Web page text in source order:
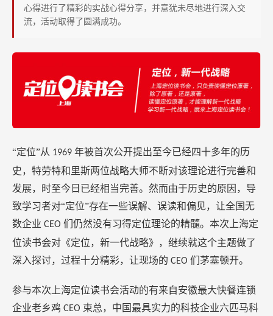
心得进行了精彩的实战心得分享，并意犹未尽地进行深入交
流，活动取得了圆满成功。
“定位”从 1969 年被首次公开提出至今已经四十多年的历
史，特劳特和里斯两位战略大师不断对该理论进行完善和
发展，时至今日已经相当完善。然而由于历史的原因，导
致学习者对“定位”存在一些误解、误读和偏见，让全国无
数企业 CEO 们仍然没有习得定位理论的精髓。本次上海定
位读书会对《定位，新一代战略》，继续就这个主题做了
深入探讨，过程十分精彩，让现场的 CEO 们茅塞顿开。
参与本次上海定位读书会活动的有来自安徽最大快餐连锁
企业老乡鸡 CEO 束总，中国最具实力的科技企业六匹马科